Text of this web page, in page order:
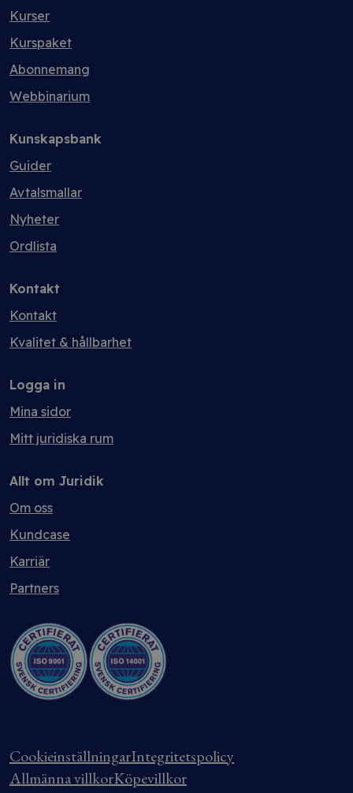
Kurser
Kurspaket
Abonnemang
Webbinarium
Kunskapsbank
Guider
Avtalsmallar
Nyheter
Ordlista
Kontakt
Kontakt
Kvalitet & hållbarhet
Logga in
Mina sidor
Mitt juridiska rum
Allt om Juridik
Om oss
Kundcase
Karriär
Partners
CookieinställningarIntegritetspolicy
Allmänna villkorKöpevillkor